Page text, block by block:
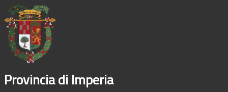
Provincia di Imperia